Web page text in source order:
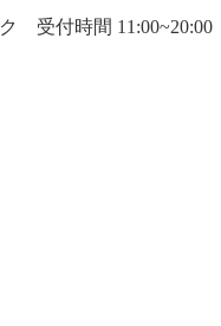
受付時間 11:00~20:00